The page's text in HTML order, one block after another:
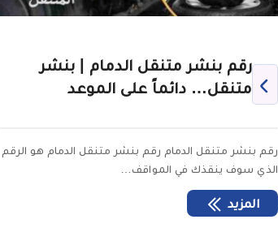
رقم بنشر متنقل الدمام | بنشر
متنقل… دائماً على الموعد
رقم بنشر متنقل الدمام رقم بنشر متنقل الدمام هو الرقم
الذي سوف ينقذك في المواقف…
المزيد